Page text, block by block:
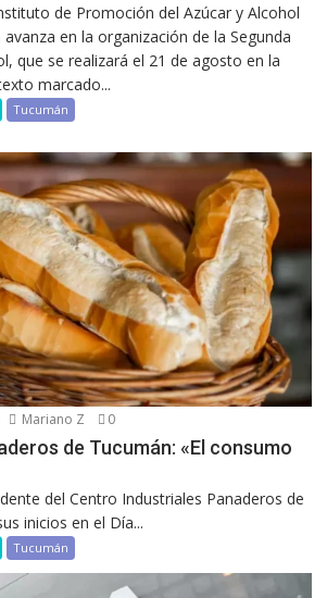
de Promoción del Azúcar y Alcohol
en la organización de la Segunda
que se realizará el 21 de agosto en la
marcado...
Tucumán
Mariano Z 0
de Tucumán: «El consumo
del Centro Industriales Panaderos de
inicios en el Día...
Tucumán